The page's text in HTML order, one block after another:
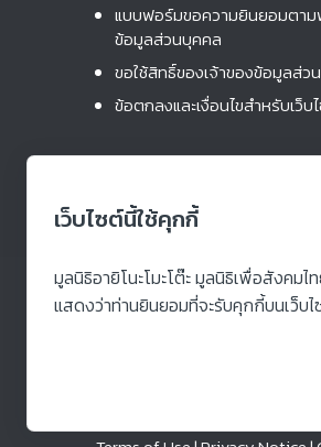
เว็บไซต์นี้ใช้คุกกี้
มูลนิธิอายิโนะโมะโต๊ะ มูลนิธิเพื่อสังค
แสดงว่าท่านยินยอมที่จะรับคุกกี้บนเว็บไ
แบบฟอร์มขอความยินยอมตา
ข้อมูลส่วนบุคคล
ขอใช้สิทธิ์ของเจ้าของข้อมูลส่ว
ข้อตกลงและเงื่อนไขสำหรับเว็บ